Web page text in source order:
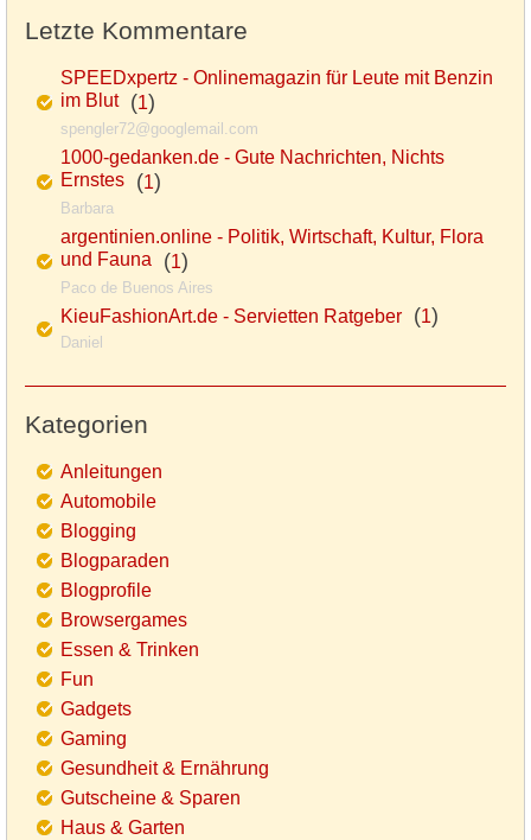
Letzte Kommentare
SPEEDxpertz - Onlinemagazin für Leute mit Benzin
im Blut(1)
spengler72@googlemail.com
1000-gedanken.de - Gute Nachrichten, Nichts
Ernstes (1)
Barbara
argentinien.online - Politik, Wirtschaft, Kultur, Flora
und Fauna (1)
Paco de Buenos Aires
KieuFashionArt.de - Servietten Ratgeber (1)
Daniel
Kategorien
Anleitungen
Automobile
Blogging
Blogparaden
Blogprofile
Browsergames
Essen & Trinken
Fun
Gadgets
Gaming
Gesundheit & Ernährung
Gutscheine & Sparen
Haus & Garten